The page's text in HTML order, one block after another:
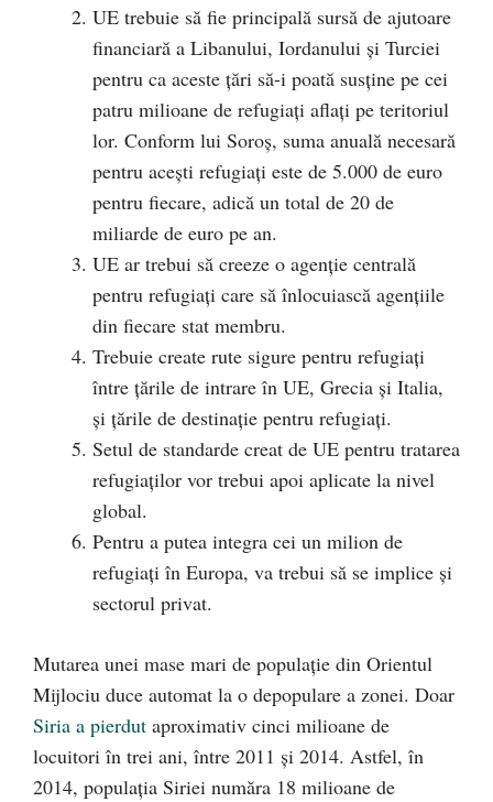
UE trebuie să fie principală sursă de ajutoare
financiară a Libanului, Iordanului și Turciei
pentru ca aceste țări să-i poată susține pe cei
patru milioane de refugiați aflați pe teritoriul
lor. Conform lui Soroș, suma anuală necesară
pentru acești refugiați este de 5.000 de euro
pentru fiecare, adică un total de 20 de
miliarde de euro pe an.
UE ar trebui să creeze o agenție centrală
pentru refugiați care să înlocuiască agențiile
din fiecare stat membru.
Trebuie create rute sigure pentru refugiați
între țările de intrare în UE, Grecia și Italia,
și țările de destinație pentru refugiați.
Setul de standarde creat de UE pentru tratarea
refugiaților vor trebui apoi aplicate la nivel
global.
Pentru a putea integra cei un milion de
refugiați în Europa, va trebui să se implice și
sectorul privat.
Mutarea unei mase mari de populație din Orientul
Mijlociu duce automat la o depopulare a zonei. Doar
Siria a pierdut aproximativ cinci milioane de
locuitori în trei ani, între 2011 și 2014. Astfel, în
2014, populația Siriei număra 18 milioane de